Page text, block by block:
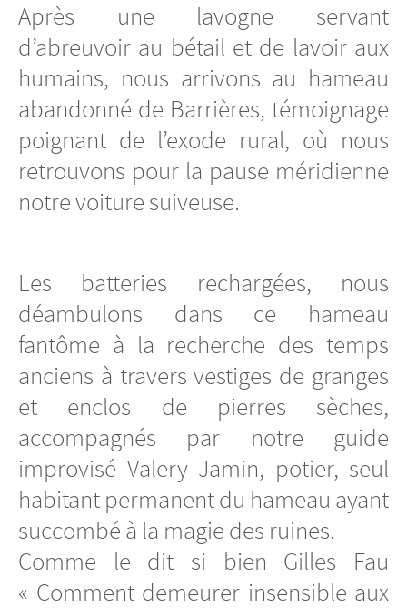
Après une lavogne servant
d’abreuvoir au bétail et de lavoir aux
humains, nous arrivons au hameau
abandonné de Barrières, témoignage
poignant de l’exode rural, où nous
retrouvons pour la pause méridienne
notre voiture suiveuse.
Les batteries rechargées, nous
déambulons dans ce hameau
fantôme à la recherche des temps
anciens à travers vestiges de granges
et enclos de pierres sèches,
accompagnés par notre guide
improvisé Valery Jamin, potier, seul
habitant permanent du hameau ayant
succombé à la magie des ruines.
Comme le dit si bien Gilles Fau
« Comment demeurer insensible aux